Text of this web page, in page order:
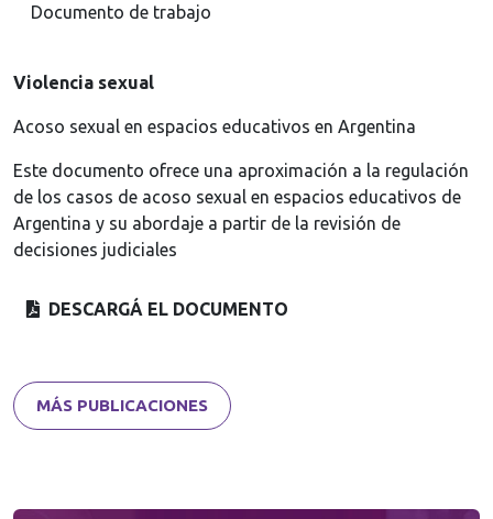
Documento de trabajo
Violencia sexual
Acoso sexual en espacios educativos en Argentina
Este documento ofrece una aproximación a la regulación
de los casos de acoso sexual en espacios educativos de
Argentina y su abordaje a partir de la revisión de
decisiones judiciales
DESCARGÁ EL DOCUMENTO
MÁS PUBLICACIONES